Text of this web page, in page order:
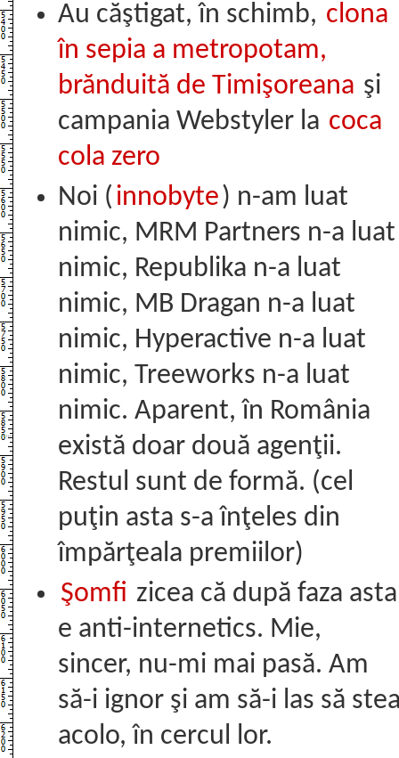
Au căştigat, în schimb, clona
în sepia a metropotam,
brănduită de Timişoreana şi
campania Webstyler la coca
cola zero
Noi ( innobyte) n-am luat
nimic, MRM Partners n-a luat
nimic, Republika n-a luat
nimic, MB Dragan n-a luat
nimic, Hyperactive n-a luat
nimic, Treeworks n-a luat
nimic. Aparent, în România
există doar două agenţii.
Restul sunt de formă. (cel
puţin asta s-a înţeles din
împărţeala premiilor)
Şomfi zicea că după faza asta
e anti-internetics. Mie,
sincer, nu-mi mai pasă. Am
să-i ignor şi am să-i las să
acolo, în cercul lor.